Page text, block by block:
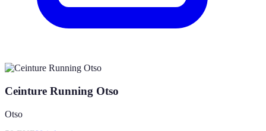
Ceinture Running Otso
Otso